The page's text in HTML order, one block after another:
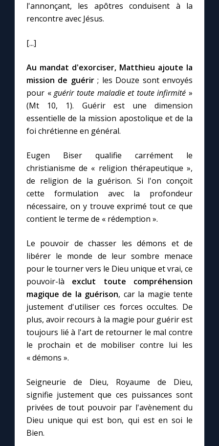
À la une
Contact
Faire un don
l'annonçant, les apôtres conduisent à la
rencontre avec Jésus.
[...]
Au mandat d'exorciser, Matthieu ajoute la
mission de guérir; les Douze sont envoyés
pour «guérir toute maladie et toute infirmité »
(Mt 10, 1). Guérir est une dimension
essentielle de la mission apostolique et de la
foi chrétienne en général.
Eugen Biser qualifie carrément le
christianisme de « religion thérapeutique »,
de religion de la guérison. Si l'on conçoit
cette formulation avec la profondeur
nécessaire, on y trouve exprimé tout ce que
contient le terme de « rédemption ».
Le pouvoir de chasser les démons et de
libérer le monde de leur sombre menace
pour le tourner vers le Dieu unique et vrai, ce
pouvoir-là exclut toute compréhension
magique de la guérison, car la magie tente
justement d'utiliser ces forces occultes. De
plus, avoir recours à la magie pour guérir est
toujours lié à l'art de retourner le mal contre
le prochain et de mobiliser contre lui les
« démons ».
Seigneurie de Dieu, Royaume de Dieu,
signifie justement que ces puissances sont
privées de tout pouvoir par l'avènement du
Dieu unique qui est bon, qui est en soi le
Bien.